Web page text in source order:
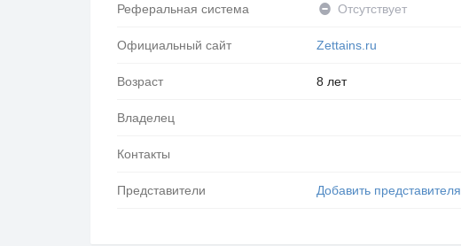
Реферальная система Отсутствует
Официальный сайт Zettains.ru
Возраст 8 лет
Владелец
Контакты
Представители Добавить представителя